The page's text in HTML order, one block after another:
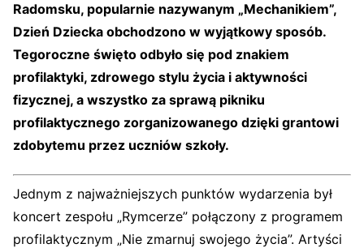
Radomsku, popularnie nazywanym „Mechanikiem”,
Dzień Dziecka obchodzono w wyjątkowy sposób.
Tegoroczne święto odbyło się pod znakiem
profilaktyki, zdrowego stylu życia i aktywności
fizycznej, a wszystko za sprawą pikniku
profilaktycznego zorganizowanego dzięki grantowi
zdobytemu przez uczniów szkoły.
Jednym z najważniejszych punktów wydarzenia był
koncert zespołu „Rymcerze” połączony z programem
profilaktycznym „Nie zmarnuj swojego życia”. Artyści